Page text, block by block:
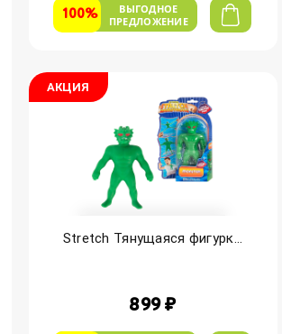
100%
ВЫГОДНОЕ
ПРЕДЛОЖЕНИЕ
АКЦИЯ
Stretch Тянущаяся фигурк...
899 ₽